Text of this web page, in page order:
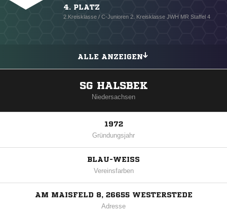
4. PLATZ
2.Kreisklasse / C-Junioren 2. Kreisklasse JWH MR Staffel 4
ALLE ANZEIGEN
SG HALSBEK
Niedersachsen
1972
Gründungsjahr
BLAU-WEISS
Vereinsfarben
AM MAISFELD 8, 26655 WESTERSTEDE
Adresse